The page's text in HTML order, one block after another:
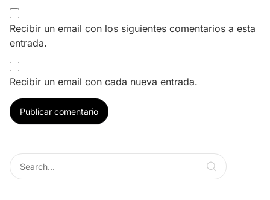
Recibir un email con los siguientes comentarios a esta
entrada.
Recibir un email con cada nueva entrada.